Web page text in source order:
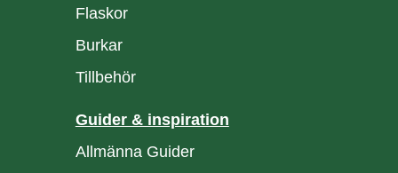
Flaskor
Burkar
Tillbehör
Guider & inspiration
Allmänna Guider